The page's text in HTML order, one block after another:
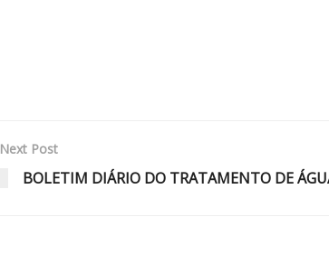
Next Post
BOLETIM DIÁRIO DO TRATAMENTO DE